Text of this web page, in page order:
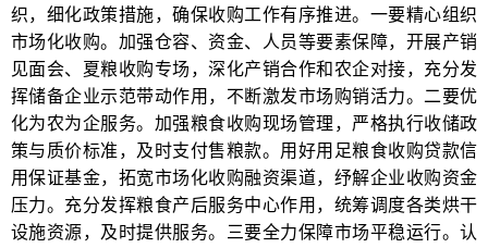
织，细化政策措施，确保收购工作有序推进。一要精心组织
市场化收购。加强仓容、资金、人员等要素保障，开展产销
见面会、夏粮收购专场，深化产销合作和农企对接，充分发
挥储备企业示范带动作用，不断激发市场购销活力。二要优
化为农为企服务。加强粮食收购现场管理，严格执行收储政
策与质价标准，及时支付售粮款。用好用足粮食收购贷款信
用保证基金，拓宽市场化收购融资渠道，纾解企业收购资金
压力。充分发挥粮食产后服务中心作用，统筹调度各类烘干
设施资源，及时提供服务。三要全力保障市场平稳运行。认